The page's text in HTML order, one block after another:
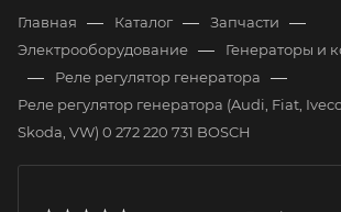
Главная — Каталог — Запчасти —
Электрооборудование — Генераторы и
— Реле регулятор генератора —
Реле регулятор генератора (Audi, Fiat,
Skoda, VW) 0 272 220 731 BOSCH